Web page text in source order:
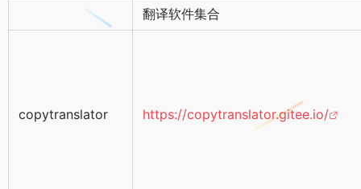
翻译软件集合
copytranslator https://copytranslator.gitee.io/